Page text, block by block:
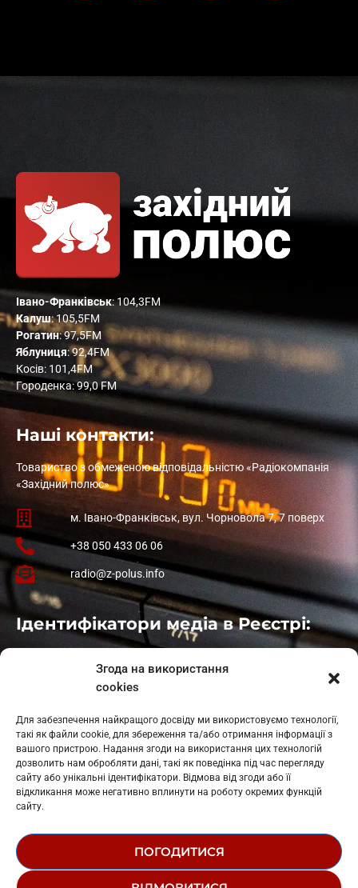
Згода на використання
cookies
Для забезпечення найкращого досвіду ми використовуємо технології,
такі як файли cookie, для збереження та/або отримання інформації з
вашого пристрою. Надання згоди на використання цих технологій
дозволить нам обробляти дані, такі як поведінка під час перегляду
сайту або унікальні ідентифікатори. Відмова від згоди або її
відкликання може негативно вплинути на роботу окремих функцій
сайту.
ПОГОДИТИСЯ
Івано-Франківськ: 104,3FM
Калуш: 105,5FM
Рогатин: 97,5FM
Яблуниця: 92,4FM
Косів: 101,4FM
Городенка: 99,0 FM
Наші контакти:
Товариство з обмеженою відповідальністю «Радіокомпанія
«Західний полюс»
м. Івано-Франківськ, вул. Чорновола 7, 7 поверх
+38 050 433 06 06
radio@z-polus.info
Ідентифікатори медіа в Реєстрі:
: L11-01410
: L11-01801
Косів: L11-01805
Гарасимів: L11-02274
© 1995-2026 РК «ЗАХІДНИЙ ПОЛЮС»